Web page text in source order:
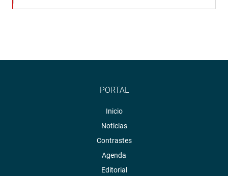
PORTAL
Inicio
Noticias
Contrastes
Agenda
Editorial